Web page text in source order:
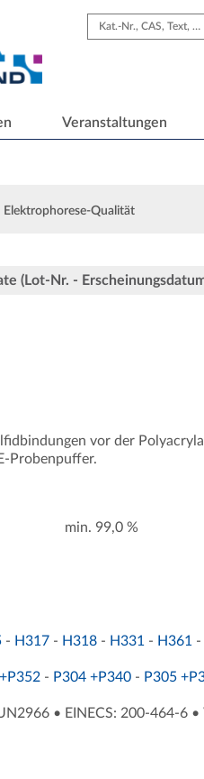
Veranstaltungen
Elektrophorese-Qualität
(Lot-Nr. -
vor der
Probenpuffer.
min. 99,0 %
- H317 - H318 - H331 - H361 -
- P304 +P340 - P305
• EINECS: 200-464-6 •